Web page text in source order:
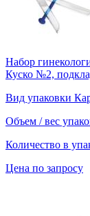
Набор
Куско №2,
Вид упаковки
Объем / вес
Количество в
Цена по запросу